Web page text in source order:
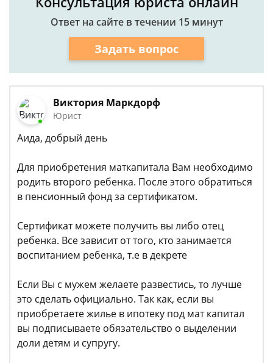
Ответ на сайте в течении 15 минут
Задать вопрос
Виктория Маркдорф
Юрист
Аида, добрый день
Для приобретения маткапитала Вам необходимо
родить второго ребенка. После этого обратиться
в пенсионный фонд за сертификатом.
Сертификат можете получить вы либо отец
ребенка. Все зависит от того, кто занимается
воспитанием ребенка, т.е в декрете
Если Вы с мужем желаете развестись, то лучше
это сделать официально. Так как, если вы
приобретаете жилье в ипотеку под мат капитал
вы подписываете обязательство о выделении
доли детям и супругу.